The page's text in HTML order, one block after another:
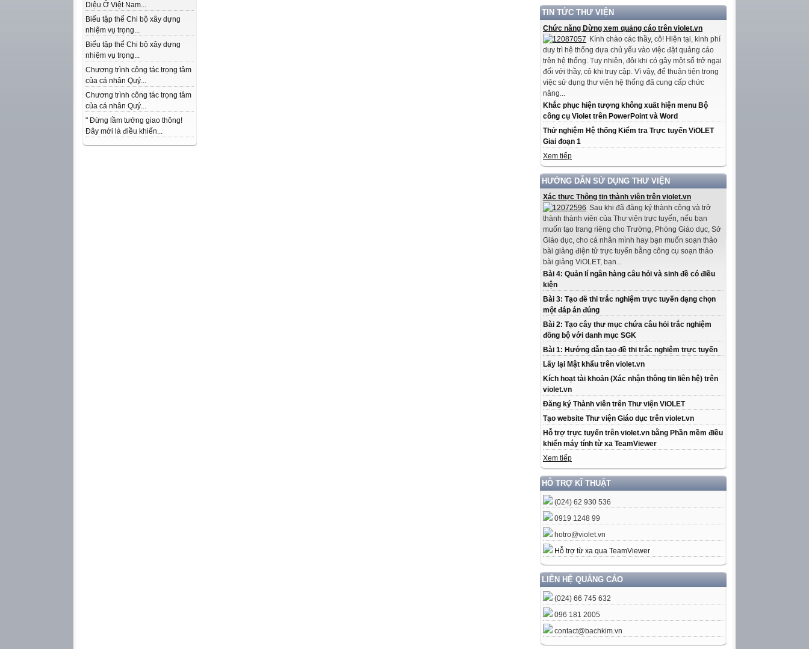
Diệu Ở Việt Nam...
Biểu tập thể Chi bộ xây dựng
nhiệm vụ trọng...
Biểu tập thể Chi bộ xây dựng
nhiệm vụ trọng...
Chương trình công tác trọng tâm
của cá nhân Quý...
Chương trình công tác trọng tâm
của cá nhân Quý...
" Đừng lầm tưởng giao thông!
Đây mới là điều khiến...
TIN TỨC THƯ VIỆN
Chức năng Dừng xem quảng cáo trên violet.vn
Kính chào các thầy, cô! Hiện tại, kinh phí
duy trì hệ thống dựa chủ yếu vào việc đặt quảng cáo
trên hệ thống. Tuy nhiên, đôi khi có gây một số trở ngại
đối với thầy, cô khi truy cập. Vì vậy, để thuận tiện trong
việc sử dụng thư viện hệ thống đã cung cấp chức
năng...
Khắc phục hiện tượng không xuất hiện menu Bộ
công cụ Violet trên PowerPoint và Word
Thử nghiệm Hệ thống Kiểm tra Trực tuyến ViOLET
Giai đoạn 1
Xem tiếp
HƯỚNG DẪN SỬ DỤNG THƯ VIỆN
Xác thực Thông tin thành viên trên violet.vn
Sau khi đã đăng ký thành công và trở
thành thành viên của Thư viện trực tuyến, nếu bạn
muốn tạo trang riêng cho Trường, Phòng Giáo dục, Sở
Giáo dục, cho cá nhân mình hay bạn muốn soạn thảo
bài giảng điện tử trực tuyến bằng công cụ soạn thảo
bài giảng ViOLET, bạn...
Bài 4: Quản lí ngân hàng câu hỏi và sinh đề có điều
kiện
Bài 3: Tạo đề thi trắc nghiệm trực tuyến dạng chọn
một đáp án đúng
Bài 2: Tạo cây thư mục chứa câu hỏi trắc nghiệm
đồng bộ với danh mục SGK
Bài 1: Hướng dẫn tạo đề thi trắc nghiệm trực tuyến
Lấy lại Mật khẩu trên violet.vn
Kích hoạt tài khoản (Xác nhận thông tin liên hệ) trên
violet.vn
Đăng ký Thành viên trên Thư viện ViOLET
Tạo website Thư viện Giáo dục trên violet.vn
Hỗ trợ trực tuyến trên violet.vn bằng Phần mềm điều
khiển máy tính từ xa TeamViewer
Xem tiếp
HỖ TRỢ KĨ THUẬT
(024) 62 930 536
0919 1248 99
hotro@violet.vn
Hỗ trợ từ xa qua TeamViewer
LIÊN HỆ QUẢNG CÁO
(024) 66 745 632
096 181 2005
contact@bachkim.vn